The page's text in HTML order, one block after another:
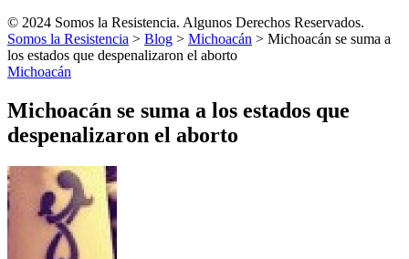
© 2024 Somos la Resistencia. Algunos Derechos Reservados.
Somos la Resistencia > Blog > Michoacán > Michoacán se suma a
los estados que despenalizaron el aborto
Michoacán
Michoacán se suma a los estados que
despenalizaron el aborto